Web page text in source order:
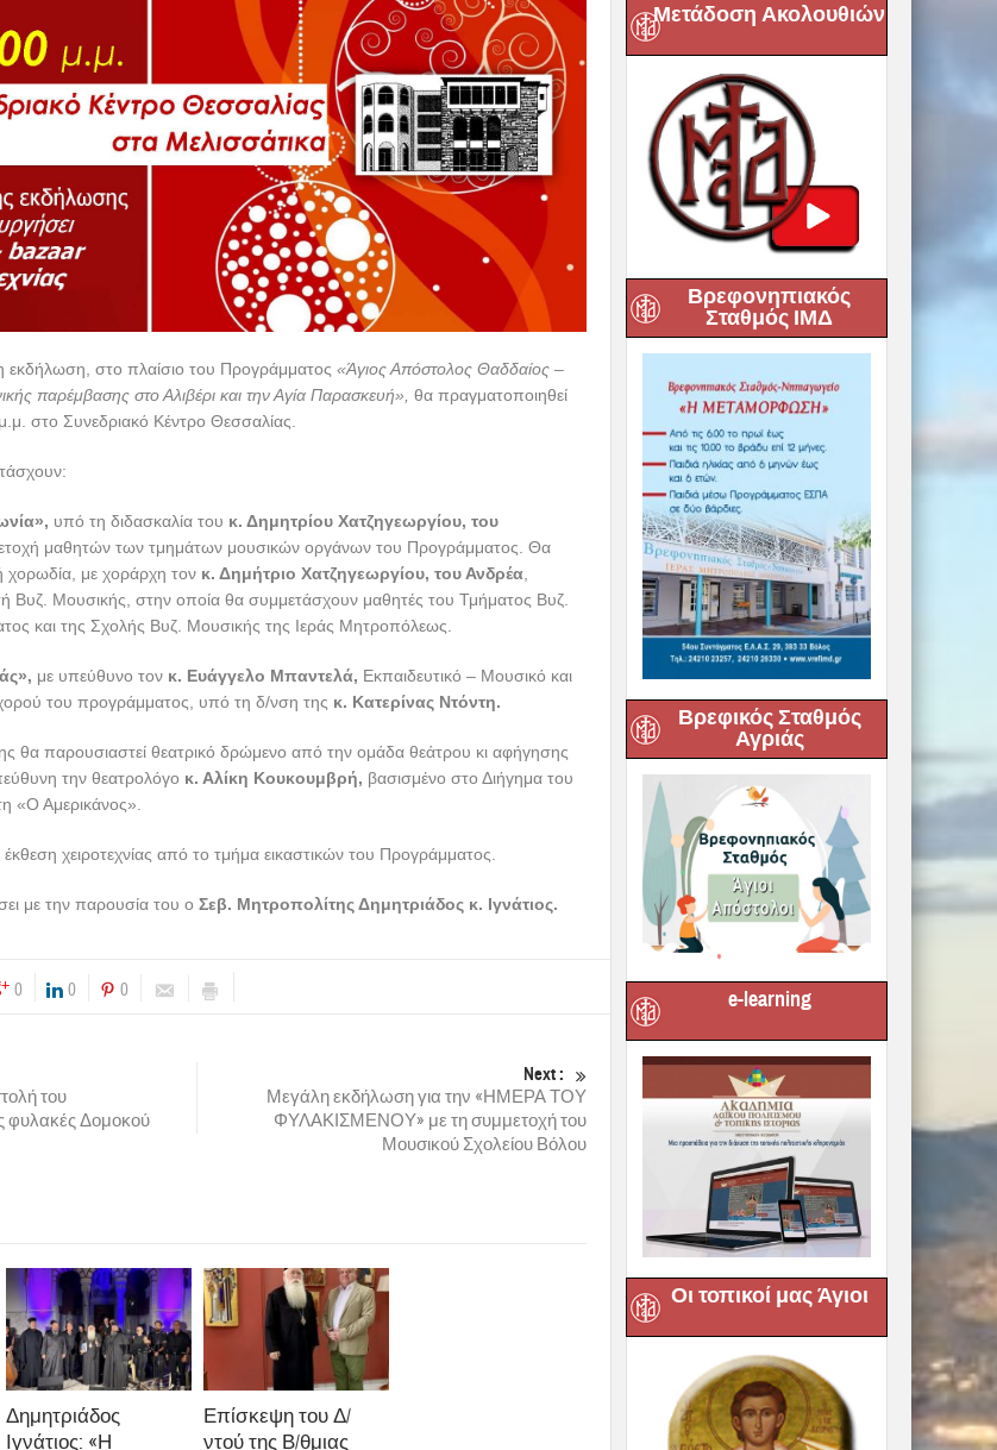
εκδήλωση, στο πλαίσιο του Προγράμματος «Άγιος Απόστολος Θαδδαίος –
παρέμβασης στο Αλιβέρι και την Αγία Παρασκευή», θα πραγματοποιηθεί
στο Συνεδριακό Κέντρο Θεσσαλίας.
υπό τη διδασκαλία του κ. Δημητρίου Χατζηγεωργίου, του
μαθητών των τμημάτων μουσικών οργάνων του Προγράμματος. Θα
χορωδία, με χοράρχη τον κ. Δημήτριο Χατζηγεωργίου, του Ανδρέα,
Βυζ. Μουσικής, στην οποία θα συμμετάσχουν μαθητές του Τμήματος Βυζ.
και της Σχολής Βυζ. Μουσικής της Ιεράς Μητροπόλεως.
με υπεύθυνο τον κ. Ευάγγελο Μπαντελά, Εκπαιδευτικό – Μουσικό και
του προγράμματος, υπό τη δ/νση της κ. Κατερίνας Ντόντη.
θα παρουσιαστεί θεατρικό δρώμενο από την ομάδα θεάτρου κι αφήγησης
την θεατρολόγο κ. Αλίκη Κουκουμβρή, βασισμένο στο Διήγημα του
«Ο Αμερικάνος».
χειροτεχνίας από το τμήμα εικαστικών του Προγράμματος.
με την παρουσία του ο Σεβ. Μητροπολίτης Δημητριάδος κ. Ιγνάτιος.
0 0 0
του
Δομοκού
Next :
Μεγάλη εκδήλωση για την «ΗΜΕΡΑ ΤΟΥ
ΦΥΛΑΚΙΣΜΕΝΟΥ» με τη συμμετοχή του
Μουσικού Σχολείου Βόλου
Δημητριάδος
Ιγνάτιος: «Η
Επίσκεψη του Δ/
ντού της Β/θμιας
Μετάδοση Ακολουθιών
Βρεφονηπιακός
Σταθμός ΙΜΔ
Βρεφικός Σταθμός
Αγριάς
e-learning
Οι τοπικοί μας Άγιοι